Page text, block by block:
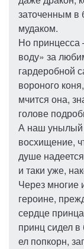
заточенным в
мудаком.
Но принцесса
воду» за
гардеробной
вороного
мчится она,
голове
А наш унылый
восхищение,
душе
и таки уже,
Через многие
героине,
сердце
принц сидел
ел попкорн,